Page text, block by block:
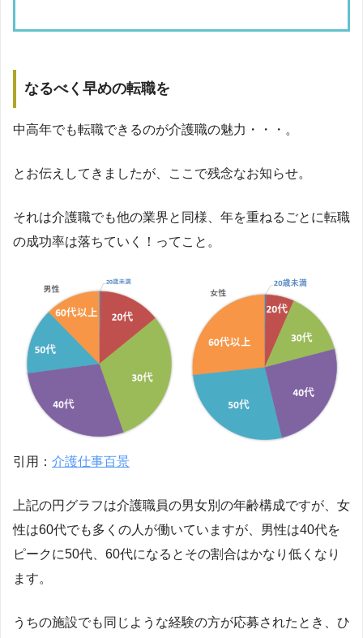
なるべく早めの転職を
中高年でも転職できるのが介護職の魅力・・・。
とお伝えしてきましたが、ここで残念なお知らせ。
それは介護職でも他の業界と同様、年を重ねるごとに転職
の成功率は落ちていく！ってこと。
引用： 介護仕事百景
上記の円グラフは介護職員の男女別の年齢構成ですが、女
性は60代でも多くの人が働いていますが、男性は40代を
ピークに50代、60代になるとその割合はかなり低くなり
ます。
うちの施設でも同じような経験の方が応募されたとき、ひ